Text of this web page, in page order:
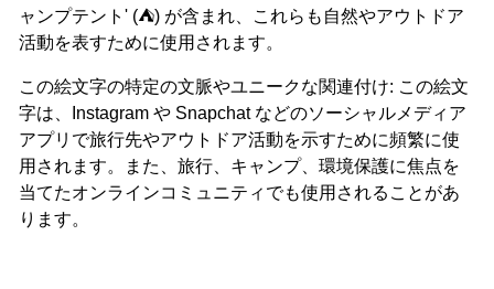
ャンプテント' (⛺) が含まれ、これらも自然やアウトドア
活動を表すために使用されます。
この絵文字の特定の文脈やユニークな関連付け: この絵文
字は、Instagram や Snapchat などのソーシャルメディア
アプリで旅行先やアウトドア活動を示すために頻繁に使
用されます。また、旅行、キャンプ、環境保護に焦点を
当てたオンラインコミュニティでも使用されることがあ
ります。